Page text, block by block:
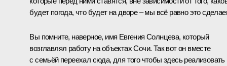
будет погода, что будет на дворе – мы всё равно это
Вы помните, наверное, имя Евгения Солнцева, который
возглавлял работу на объектах Сочи. Так вот он вместе
с семьёй переехал сюда, для того чтобы здесь реализовать